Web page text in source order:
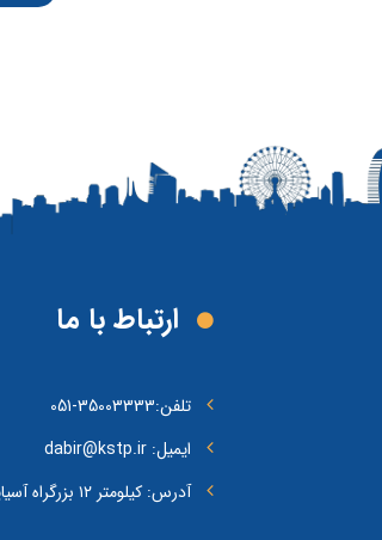
ارتباط با ما
تلفن:35003333-051
ایمیل: dabir@kstp.ir
آدرس: کیلومتر ۱۲ بزرگراه آسیایی